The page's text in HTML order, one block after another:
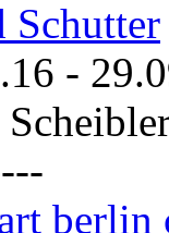
Schutter
-